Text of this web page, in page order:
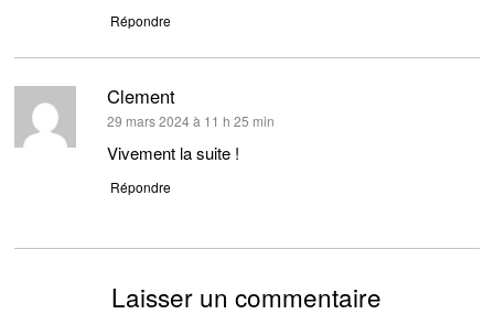
Répondre
Clement
dit :
29 mars 2024 à 11 h 25 min
Vivement la suite !
Répondre
Laisser un commentaire